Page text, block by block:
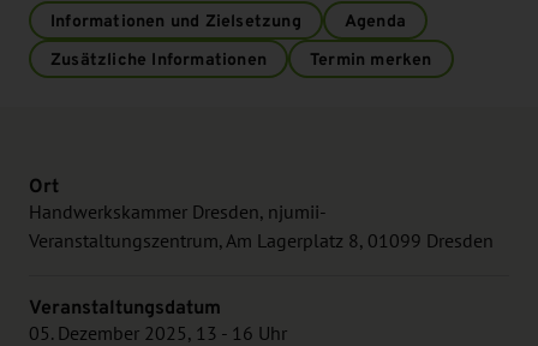
Informationen und Zielsetzung
Agenda
Zusätzliche Informationen
Termin merken
Ort
Handwerkskammer Dresden, njumii-
Veranstaltungszentrum, Am Lagerplatz 8, 01099 Dresden
Veranstaltungsdatum
05. Dezember 2025, 13 - 16 Uhr